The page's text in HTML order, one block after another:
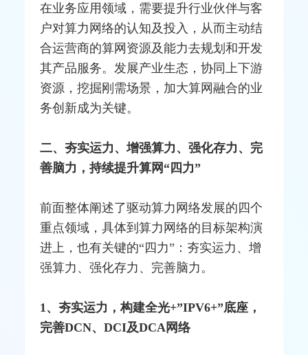
在业务应用领域，需要提升行业伙伴与客
户对算力网络的认知及投入，从而主动结
合运营商的算网资源及能力去规划和开发
其产品服务。发展产业生态，协同上下游
资源，挖掘刚需场景，加大算网融合的业
务创新成为关键。
二、夯实运力、增强算力、强化存力、完
善脑力，持续提升算网“四力”
前面整体阐述了驱动算力网络发展的四个
重点领域，具体到算力网络的目标架构演
进上，也有关键的“四力”：夯实运力、增
强算力、强化存力、完善脑力。
1、夯实运力，构建全光+”IPV6+”底座，
完善DCN、DCI及DCA网络